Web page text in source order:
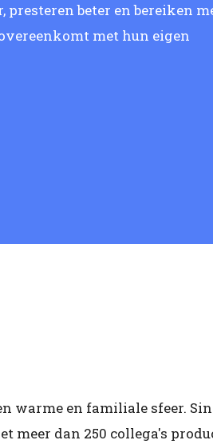
beter en bereiken
met hun eigen
warme en familiale sfeer.
meer dan 250 collega's